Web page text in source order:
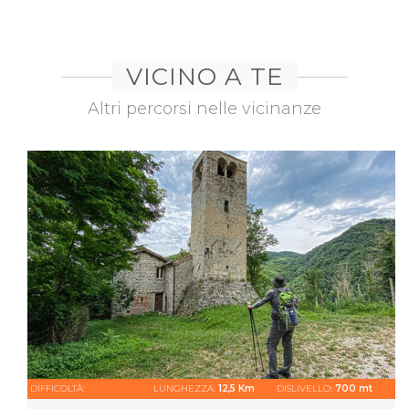
VICINO A TE
Altri percorsi nelle vicinanze
DIFFICOLTÀ: LUNGHEZZA: 12,5 Km DISLIVELLO: 700 mt